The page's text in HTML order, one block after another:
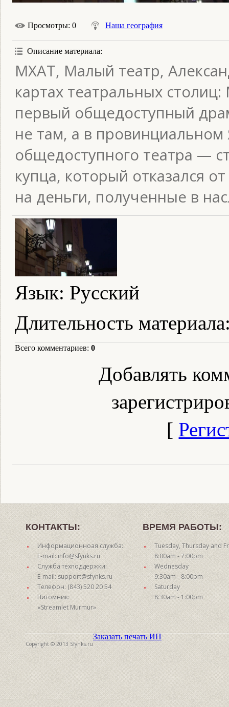
Просмотры: 0 Наша география
Описание материала:
МХАТ, Малый театр,
картах театральных
первый общедоступный
не там, а в
общедоступного театра —
купца, который отказался
на деньги, полученные в
Язык: Русский
Длительность материала
Всего комментариев: 0
Добавлять
[
КОНТАКТЫ:
Информационноая служба:
E-mail: info@sfynks.ru
Служба техподдержки:
E-mail: support@sfynks.ru
Телефон: (843) 520 20 54
Питомник:
«Streamlet Murmur»
ВРЕМЯ РАБОТЫ:
Tuesday, Thursday and
8:00am - 7:00pm
Wednesday
9:30am - 8:00pm
Saturday
8:30am - 1:00pm
Copyright © 2013 Sfynks.ru
Заказать печать ИП